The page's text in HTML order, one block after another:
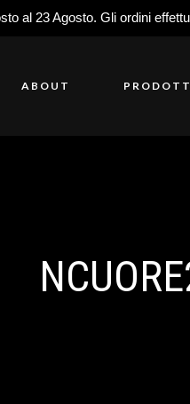
al 23 Agosto. Gli ordini
ABOUT